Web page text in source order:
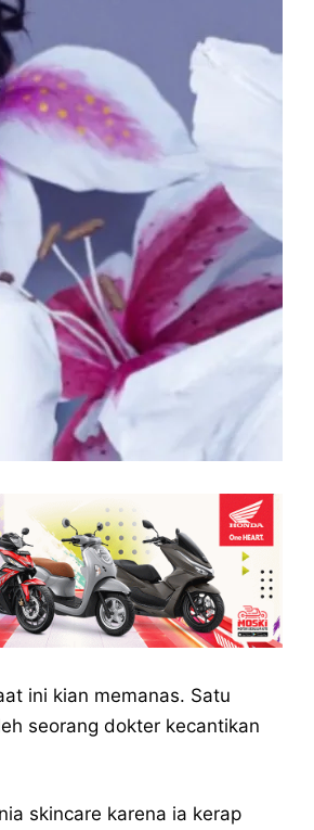
ini kian memanas. Satu
seorang dokter kecantikan
skincare karena ia kerap